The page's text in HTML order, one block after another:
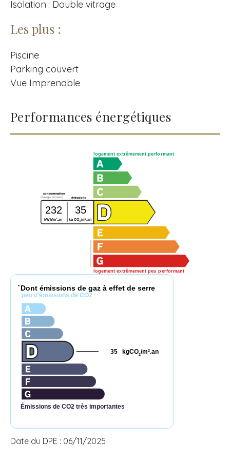
Les plus :
Piscine
Parking couvert
Vue Imprenable
Isolation : Double vitrage
Performances énergétiques
logement extrêmement performant
logement extrêmement peu performant
consommation
émissions
(énergie primaire)
232 35
kWh/m2.an kg CO2 /m2 .an
* Dont émissions de gaz à effet de serre
peu d'émissions de CO2
Émissions de CO2 très importantes
kgCO2/m2.an
35
Date du DPE : 06/11/2025